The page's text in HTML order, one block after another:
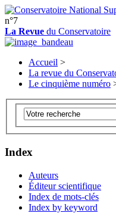
n°7
La Revue du Conservatoire
Accueil >
La revue du
Le cinquième numéro
Index
Auteurs
Éditeur scientifique
Index de mots-clés
Index by keyword